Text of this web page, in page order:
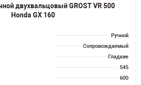
двухвальцовый GROST VR 500
Honda GX 160
Ручной
Сопровождаемый
Гладкие
545
600